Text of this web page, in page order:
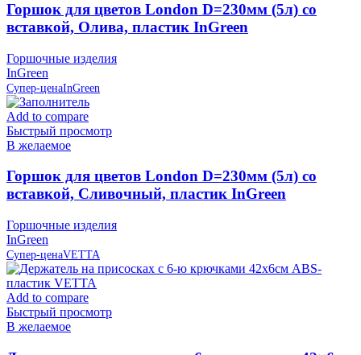
Горшок для цветов London D=230мм (5л) со
вставкой, Олива, пластик InGreen
Горшочные изделия
InGreen
Супер-ценаInGreen
Add to compare
Быстрый просмотр
В желаемое
Горшок для цветов London D=230мм (5л) со
вставкой, Сливочный, пластик InGreen
Горшочные изделия
InGreen
Супер-ценаVETTA
Add to compare
Быстрый просмотр
В желаемое